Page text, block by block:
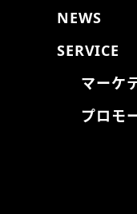
NEWS
SERVICE
マーケ
プロモ